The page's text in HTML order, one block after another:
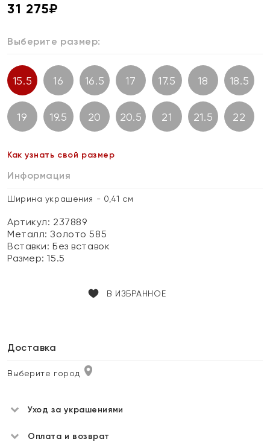
31 275₽
Выберите размер:
15.5 16 16.5 17 17.5 18 18.5
19 19.5 20 20.5 21 21.5 22
Как узнать свой размер
Информация
Ширина украшения - 0,41 см
Артикул: 237889
Металл:Золото 585
Вставки:Без вставок
Размер:15.5
В ИЗБРАННОЕ
Доставка
Выберите город
Уход за украшениями
Оплата и возврат